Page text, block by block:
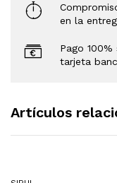
en la
Pago
tarjeta
Artículos